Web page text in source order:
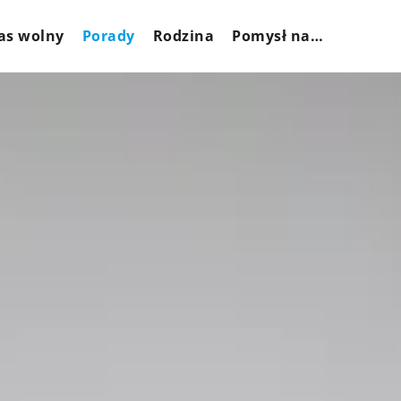
wolny Porady Rodzina Pomysł na…